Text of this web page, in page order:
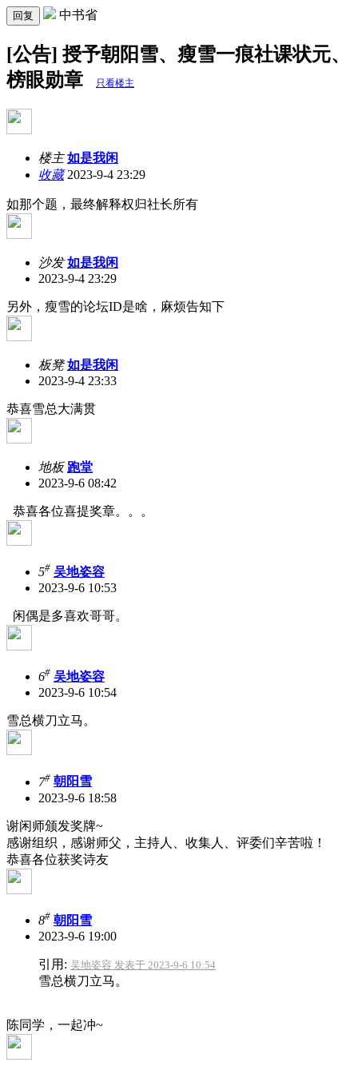
回复 中书省
[公告] 授予朝阳雪、瘦雪一痕社课状元、
榜眼勋章
只看楼主
楼主 如是我闲
收藏2023-9-4 23:29
如那个题，最终解释权归社长所有
沙发 如是我闲
2023-9-4 23:29
另外，瘦雪的论坛ID是啥，麻烦告知下
板凳 如是我闲
2023-9-4 23:33
恭喜雪总大满贯
地板 跑堂
2023-9-6 08:42
恭喜各位喜提奖章。。。
5# 吴地姿容
2023-9-6 10:53
闲偶是多喜欢哥哥。
6# 吴地姿容
2023-9-6 10:54
雪总横刀立马。
7# 朝阳雪
2023-9-6 18:58
谢闲师颁发奖牌~
感谢组织，感谢师父，主持人、收集人、评委们辛苦啦！
恭喜各位获奖诗友
8# 朝阳雪
2023-9-6 19:00
引用: 吴地姿容 发表于 2023-9-6 10:54
雪总横刀立马。
陈同学，一起冲~